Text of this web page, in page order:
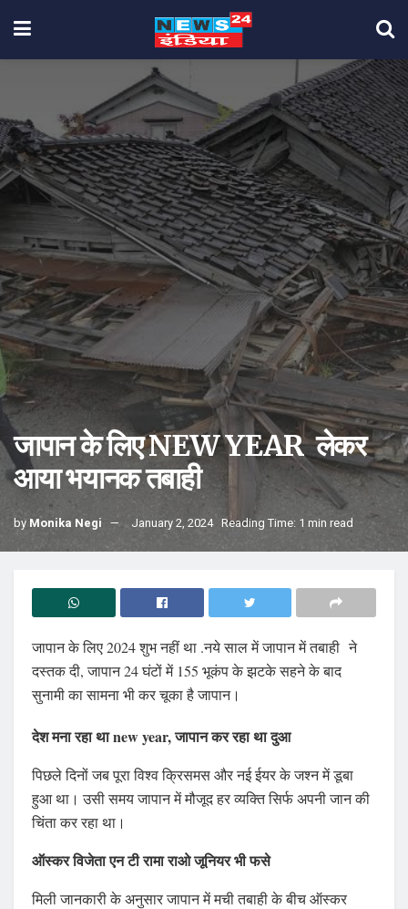
जापान के लिए NEW YEAR लेकर
आया भयानक तबाही
by Monika Negi January 2, 2024 Reading Time: 1 min read
जापान के लिए 2024 शुभ नहीं था .नये साल में जापान में तबाही ने
दस्तक दी, जापान 24 घंटों में 155 भूकंप के झटके सहने के बाद
सुनामी का सामना भी कर चूका है जापान।
देश मना रहा था new year, जापान कर रहा था दुआ
पिछले दिनों जब पूरा विश्व क्रिसमस और नई ईयर के जश्न में डूबा
हुआ था। उसी समय जापान में मौजूद हर व्यक्ति सिर्फ अपनी जान की
चिंता कर रहा था।
ऑस्कर विजेता एन टी रामा राओ जूनियर भी फसे
मिली जानकारी के अनुसार जापान में मची तबाही के बीच ऑस्कर